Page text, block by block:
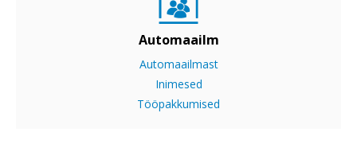
Automaailm
Automaailmast
Inimesed
Tööpakkumised